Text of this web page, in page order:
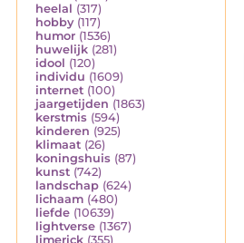
heelal (317)
hobby (117)
humor (1536)
huwelijk (281)
idool (120)
individu (1609)
internet (100)
jaargetijden (1863)
kerstmis (594)
kinderen (925)
klimaat (26)
koningshuis (87)
kunst (742)
landschap (624)
lichaam (480)
liefde (10639)
lightverse (1367)
limerick (355)